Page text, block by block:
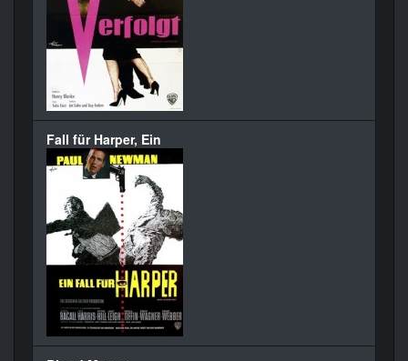
Fall für Harper, Ein